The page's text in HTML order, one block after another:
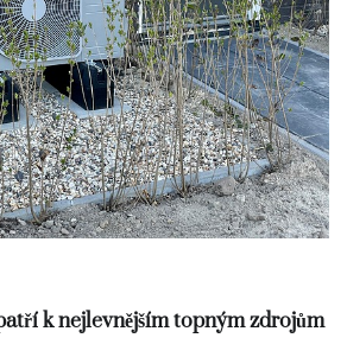
k nejlevnějším topným zdrojům